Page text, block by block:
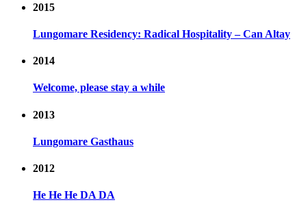
2015
Lungomare Residency: Radical Hospitality – Can Altay
2014
Welcome, please stay a while
2013
Lungomare Gasthaus
2012
He He He DA DA